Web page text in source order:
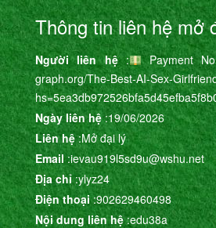
Thông tin liên hệ mở
Người liên hệ:
Payment
graph.org/The-Best-AI-Sex-
Ngày liên hệ:19/06/2026
Liên hệ:Mở đại lý
Email:ievau919l5sd9u@wshu.net
Địa chỉ:ylyz24
Điện thoại:902629460498
Nội dung liên hệ:edu38a